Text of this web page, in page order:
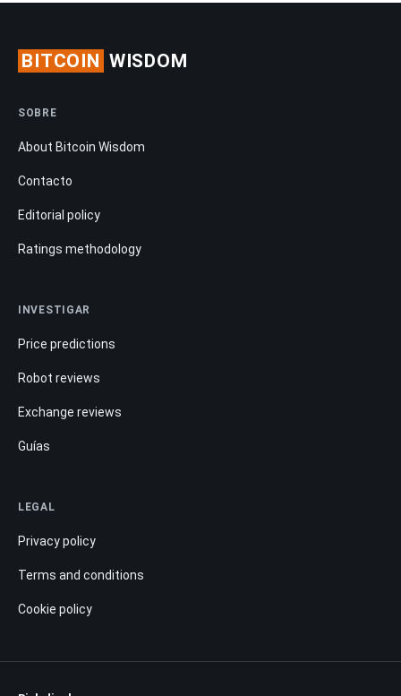
BITCOIN WISDOM
SOBRE
About Bitcoin Wisdom
Contacto
Editorial policy
Ratings methodology
INVESTIGAR
Price predictions
Robot reviews
Exchange reviews
Guías
LEGAL
Privacy policy
Terms and conditions
Cookie policy